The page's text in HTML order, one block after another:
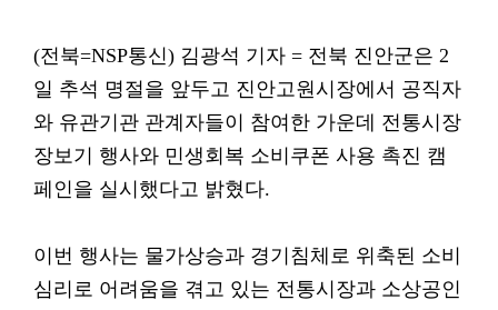
(전북=NSP통신) 김광석 기자 = 전북 진안군은 2
일 추석 명절을 앞두고 진안고원시장에서 공직자
와 유관기관 관계자들이 참여한 가운데 전통시장
장보기 행사와 민생회복 소비쿠폰 사용 촉진 캠
페인을 실시했다고 밝혔다.
이번 행사는 물가상승과 경기침체로 위축된 소비
심리로 어려움을 겪고 있는 전통시장과 소상공인